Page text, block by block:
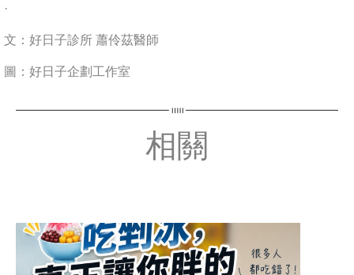
·
文：好日子診所 蕭伶茲醫師
圖：好日子企劃工作室
相關